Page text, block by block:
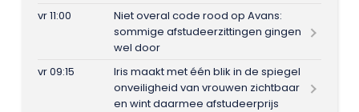
vr 11:00
Niet overal code rood op Avans:
sommige afstudeerzittingen gingen
wel door
vr 09:15
Iris maakt met één blik in de spiegel
onveiligheid van vrouwen zichtbaar
en wint daarmee afstudeerprijs